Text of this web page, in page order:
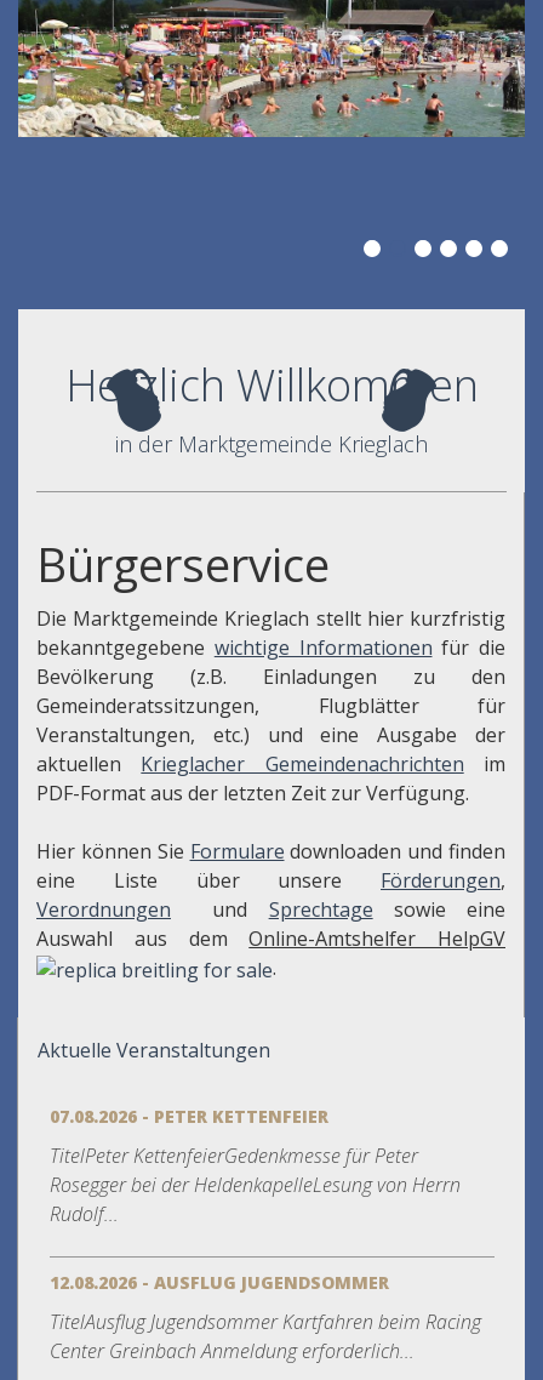
Herzlich Willkommen
in der Marktgemeinde Krieglach
Bürgerservice
Die Marktgemeinde Krieglach stellt hier kurzfristig
bekanntgegebene wichtige Informationen für die
Bevölkerung (z.B. Einladungen zu den
Gemeinderatssitzungen, Flugblätter für
Veranstaltungen, etc.) und eine Ausgabe der
aktuellen Krieglacher Gemeindenachrichten im
PDF-Format aus der letzten Zeit zur Verfügung.
Hier können Sie Formulare downloaden und finden
eine Liste über unsere Förderungen,
Verordnungen und Sprechtage
sowie eine
Auswahl aus demOnline-Amtshelfer HelpGV
.
Aktuelle Veranstaltungen
07.08.2026 - PETER KETTENFEIER
TitelPeter KettenfeierGedenkmesse für Peter
Rosegger bei der HeldenkapelleLesung von Herrn
Rudolf...
12.08.2026 - AUSFLUG JUGENDSOMMER
TitelAusflug Jugendsommer Kartfahren beim Racing
Center Greinbach Anmeldung erforderlich...